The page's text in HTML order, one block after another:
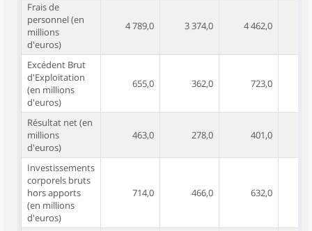
Frais de
personnel (en
millions
d'euros)
4 789,0 3 374,0 4 462,0
Excédent Brut
d'Exploitation
(en millions
d'euros)
655,0 362,0 723,0
Résultat net (en
millions
d'euros)
463,0 278,0 401,0
Investissements
corporels bruts
hors apports
(en millions
d'euros)
714,0 466,0 632,0